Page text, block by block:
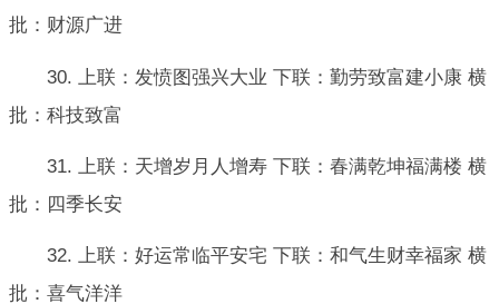
批：财源广进
30. 上联：发愤图强兴大业 下联：勤劳致富建小康 横
批：科技致富
31. 上联：天增岁月人增寿 下联：春满乾坤福满楼 横
批：四季长安
32. 上联：好运常临平安宅 下联：和气生财幸福家 横
批：喜气洋洋